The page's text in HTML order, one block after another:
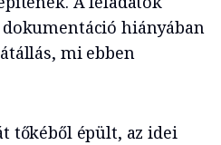
hiányában
mi ebben
tőkéből épült, az idei